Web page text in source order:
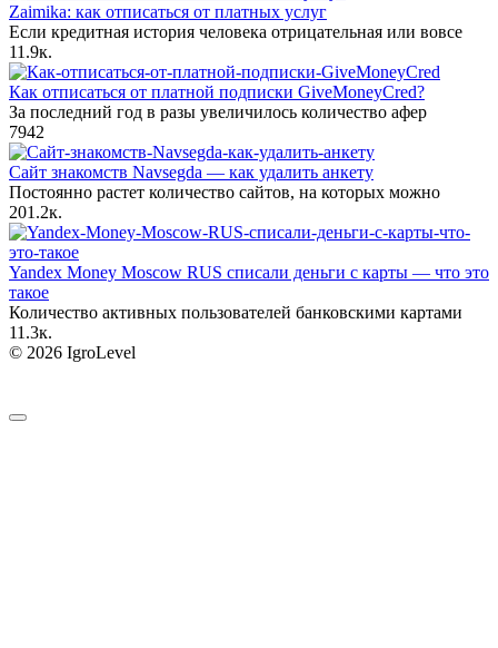
Zaimika: как отписаться от платных услуг
Если кредитная история человека отрицательная или вовсе
11.9к.
Как отписаться от платной подписки GiveMoneyCred?
За последний год в разы увеличилось количество афер
7942
Сайт знакомств Navsegda — как удалить анкету
Постоянно растет количество сайтов, на которых можно
201.2к.
Yandex Money Moscow RUS списали деньги с карты — что это
такое
Количество активных пользователей банковскими картами
11.3к.
© 2026 IgroLevel